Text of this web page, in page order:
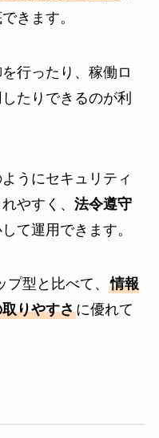
きます。
行ったり、稼働ロ
たりできるのが利
うにセキュリティ
やすく、 法令遵守
て運用できます。
型と比べて、
情報
りやすさに優れて